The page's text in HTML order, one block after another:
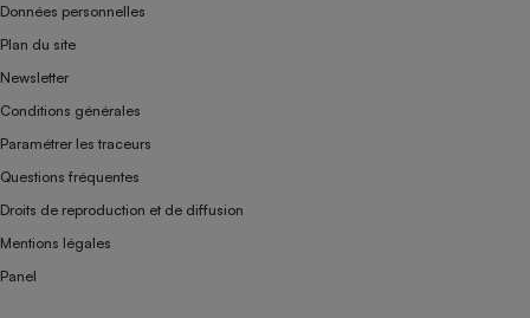
Données personnelles
Plan du site
Newsletter
Conditions générales
Paramétrer les traceurs
Questions fréquentes
Droits de reproduction et de diffusion
Mentions légales
Panel